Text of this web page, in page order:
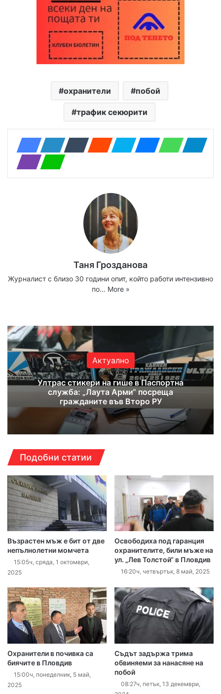
охранители побой
трафик секюрити
Таня Грозданова
Журналист с близо 30 години опит, който работи интензивно
по… More »
Актуално
Ултрас стикери на гише в Паспортна
служба: „Лаута Арми“ посреща
гражданите във Второ РУ
Подобни статии
Възрастен мъж е бит от две
непълнолетни момчета
15:05ч, сряда, 1 октомври,
2025
Освободиха под гаранция
охранителите, били мъже на
ул. „Лев Толстой“ в Пловдив
16:20ч, четвъртък, 8 май, 2025
Охранители в почивка са
биячите в Пловдив
15:00ч, понеделник, 5 май,
2025
Съдът задържа трима
обвиняеми за нанасяне на
побой
08:27ч, петък, 13 декември,